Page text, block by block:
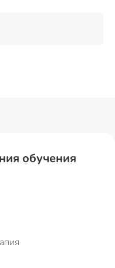
обучения